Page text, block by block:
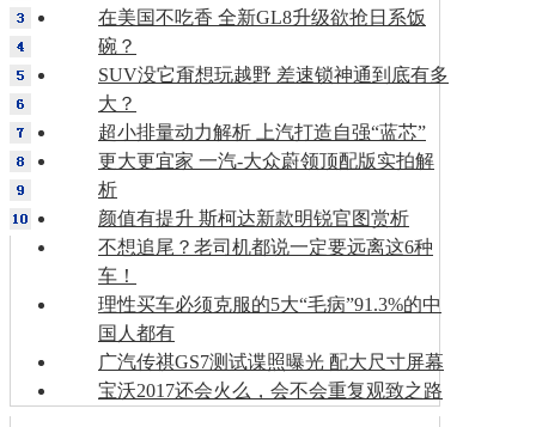
在美国不吃香 全新GL8升级欲抢日系饭
碗？
SUV没它甭想玩越野 差速锁神通到底有多
大？
超小排量动力解析 上汽打造自强“蓝芯”
更大更宜家 一汽-大众蔚领顶配版实拍解
析
颜值有提升 斯柯达新款明锐官图赏析
不想追尾？老司机都说一定要远离这6种
车！
理性买车必须克服的5大“毛病”91.3%的中
国人都有
广汽传祺GS7测试谍照曝光 配大尺寸屏幕
宝沃2017还会火么，会不会重复观致之路